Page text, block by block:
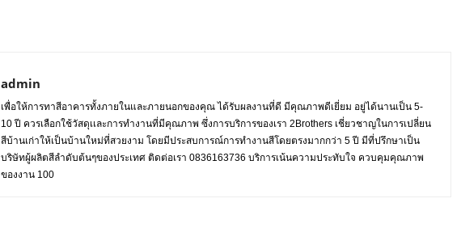
admin
เพื่อให้การทาสีอาคารทั้งภายในและภายนอกของคุณ ได้รับผลงานที่ดี มีคุณภาพดีเยี่ยม อยู่ได้นานเป็น 5-
10 ปี ควรเลือกใช้วัสดุเเละการทำงานที่มีคุณภาพ ซึ่งการบริการของเรา 2Brothers เชี่ยวชาญในการเปลี่ยน
สีบ้านเก่าให้เป็นบ้านใหม่ที่สวยงาม โดยมีประสบการณ์การทำงานสีโดยตรงมากกว่า 5 ปี มีที่ปรึกษาเป็น
บริษัทผู้ผลิตสีลำดับต้นๆของประเทศ ติดต่อเรา 0836163736 บริการเน้นความประทับใจ ควบคุมคุณภาพ
ของงาน 100